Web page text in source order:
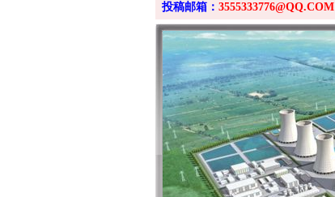
投稿邮箱： 3555333776@QQ.COM